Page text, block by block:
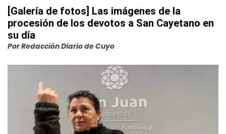
[Galería de fotos] Las imágenes de la
procesión de los devotos a San Cayetano en
su día
PorRedacción Diario de Cuyo